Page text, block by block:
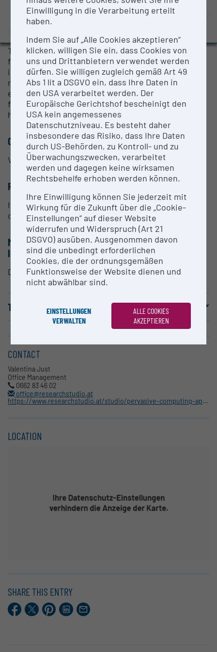
Evaluation Study 2022
Awards and press releases
OPEN FOR COLLABORATION
The Pervasive Computing Applications studio
focuses on the development of innovative
interaction modalities for use in future human-
machine interaction scenarios which, in view of the
exponentially growing information density, must be
focussed on the underlying interaction resource of
humans - their attention.
CONTACT PERSON
Valentina Just
RESEARCH SERVICES
If you are interested in a co-operation or
collaboration, please contact us.
METHODS & EXPERTISE FOR RESEARCH
INFRASTRUCTURE
Development of innovative interaction modalities.
TERMS OF USE
CONTACT
Valentina Just
Office Management
0662 83 46 02
office@researchstudio.at
https://www.researchstudio.at/studio/pervasive-computing-applications/
LOCATION
SHARE THIS ENTRY
Facebook
X.comPinterestLinkedIn
E-
Mail
Einwilligung in die Verarbeitung erteilt
haben.
Indem Sie auf „Alle Cookies akzeptieren“
klicken, willigen Sie ein, dass Cookies von
uns und Drittanbietern verwendet werden
dürfen. Sie willigen zugleich gemäß Art 49
Abs 1 lit a DSGVO ein, dass Ihre Daten in
den USA verarbeitet werden. Der
Europäische Gerichtshof bescheinigt den
USA kein angemessenes
Datenschutzniveau. Es besteht daher
insbesondere das Risiko, dass Ihre Daten
durch US-Behörden, zu Kontroll- und zu
Überwachungszwecken, verarbeitet
werden und dagegen keine wirksamen
Rechtsbehelfe erhoben werden können.
Ihre Einwilligung können Sie jederzeit mit
Wirkung für die Zukunft über die „Cookie-
Einstellungen“ auf dieser Website
widerrufen und Widerspruch (Art 21
DSGVO) ausüben. Ausgenommen davon
sind die unbedingt erforderlichen
Cookies, die der ordnungsgemäßen
Funktionsweise der Website dienen und
nicht abwählbar sind.
EINSTELLUNGEN
VERWALTEN
ALLE COOKIES
AKZEPTIEREN